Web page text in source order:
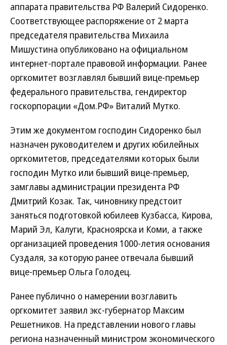
аппарата правительства РФ Валерий Сидоренко.
Соответствующее распоряжение от 2 марта
председателя правительства Михаила
Мишустина опубликовано на официальном
интернет-портале правовой информации. Ранее
оргкомитет возглавлял бывший вице-премьер
федерального правительства, гендиректор
госкорпорации «Дом.РФ» Виталий Мутко.
Этим же документом господин Сидоренко был
назначен руководителем и других юбилейных
оргкомитетов, председателями которых были
господин Мутко или бывший вице-премьер,
замглавы администрации президента РФ
Дмитрий Козак. Так, чиновнику предстоит
заняться подготовкой юбилеев Кузбасса, Кирова,
Марий Эл, Калуги, Красноярска и Коми, а также
организацией проведения 1000-летия основания
Суздаля, за которую ранее отвечала бывший
вице-премьер Ольга Голодец.
Ранее публично о намерении возглавить
оргкомитет заявил экс-губернатор Максим
Решетников. На представлении нового главы
региона назначенный министром экономического